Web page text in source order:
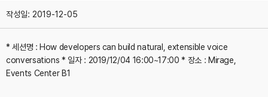
작성일: 2019-12-05
* 세션명 : How developers can build natural, extensible voice
conversations * 일자 : 2019/12/04 16:00~17:00 * 장소 : Mirage,
Events Center B1